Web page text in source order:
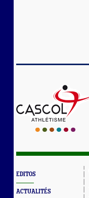
EDITOS
ACTUALITÉS